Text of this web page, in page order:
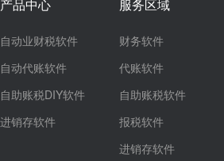
产品中心
自动业财税软件
自动代账软件
自助账税DIY软件
进销存软件
服务区域
财务软件
代账软件
自助账税软件
报税软件
进销存软件